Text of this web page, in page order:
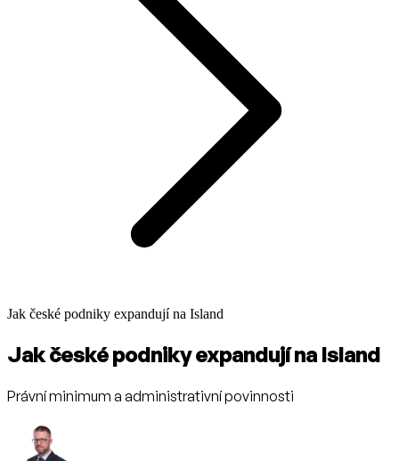
Jak české podniky expandují na Island
Jak české podniky expandují na Island
Právní minimum a administrativní povinnosti